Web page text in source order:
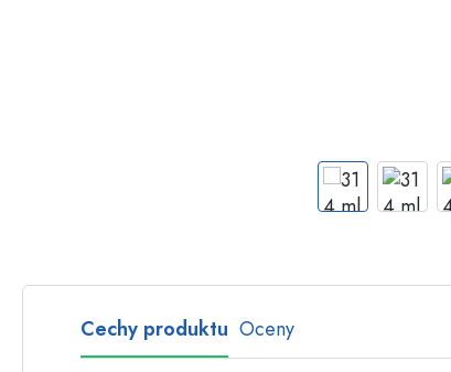
Butelki szklane
Butelki plastikowe
Cechy produktu Oceny